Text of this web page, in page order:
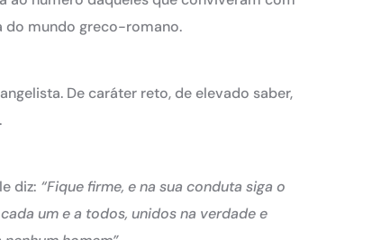
do mundo greco-romano.
De caráter reto, de elevado saber,
diz: “Fique firme, e na sua conduta siga o
um e a todos, unidos na verdade e